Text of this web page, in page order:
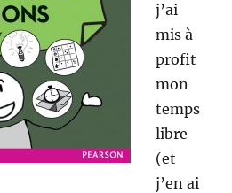
j’ai
mis à
profit
mon
temps
libre
(et
j’en ai